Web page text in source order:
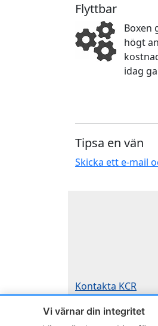
Vi värnar din integritet
Flyttbar
Boxen
högt
idag
Tipsa en vän
Skicka ett e-mail
Kontakta KCR
Teknik / Begagnad